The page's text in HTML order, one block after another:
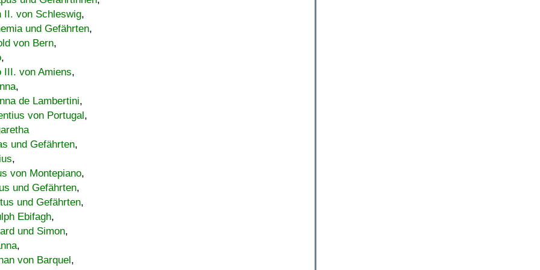
II. von Schleswig,
und Gefährten,
von Bern,
,
III. von Amiens,
,
de Lambertini,
von Portugal,
und Gefährten,
,
von Montepiano,
und Gefährten,
und Gefährten,
Ebifagh,
und Simon,
,
von Barquel,